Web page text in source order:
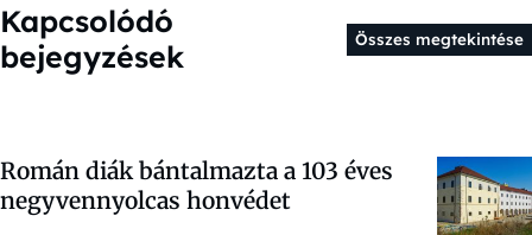
Kapcsolódó
bejegyzések
Összes megtekintése
Román diák bántalmazta a 103 éves
negyvennyolcas honvédet